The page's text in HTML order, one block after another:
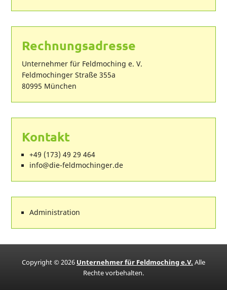
Rechnungsadresse
Unternehmer für Feldmoching e. V.
Feldmochinger Straße 355a
80995 München
Kontakt
+49 (173) 49 29 464
ed.regnihcomdlef-eid@ofni
Administration
Copyright © 2026 Unternehmer für Feldmoching e.V. Alle
Rechte vorbehalten.